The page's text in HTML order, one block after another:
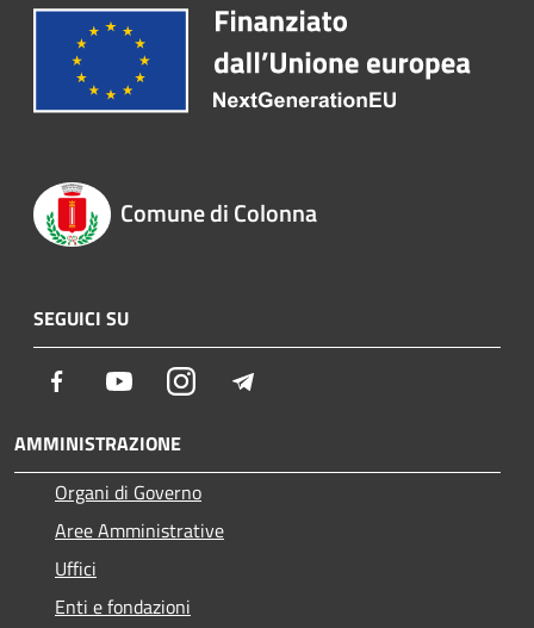
Comune di Colonna
SEGUICI SU
Facebook YoutubeInstagram
AMMINISTRAZIONE
Organi di Governo
Aree Amministrative
Uffici
Enti e fondazioni